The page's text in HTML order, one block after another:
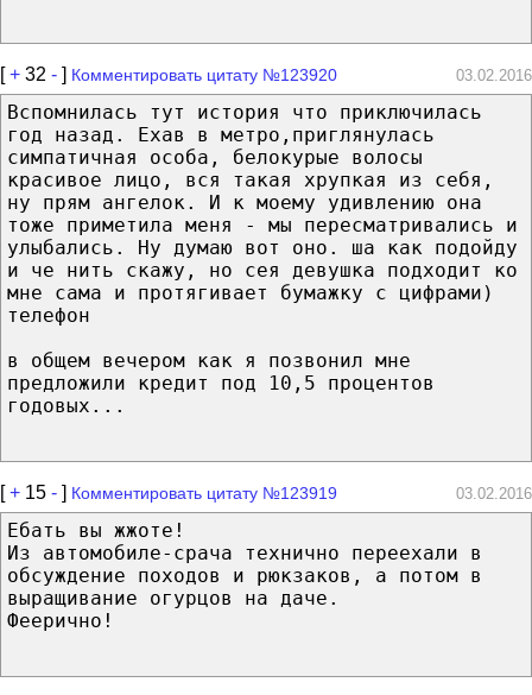
[+ 32 - ] Комментировать цитату №123920 03.02.2016
Вспомнилась тут история что приключилась
год назад. Ехав в метро,приглянулась
симпатичная особа, белокурые волосы
красивое лицо, вся такая хрупкая из себя,
ну прям ангелок. И к моему удивлению она
тоже приметила меня - мы пересматривались и
улыбались. Ну думаю вот оно. ша как подойду
и че нить скажу, но сея девушка подходит ко
мне сама и протягивает бумажку с цифрами)
телефон
в общем вечером как я позвонил мне
предложили кредит под 10,5 процентов
годовых...
[+ 15 - ] Комментировать цитату №123919 03.02.2016
Ебать вы жжоте!
Из автомобиле-срача технично переехали в
обсуждение походов и рюкзаков, а потом в
выращивание огурцов на даче.
Феерично!